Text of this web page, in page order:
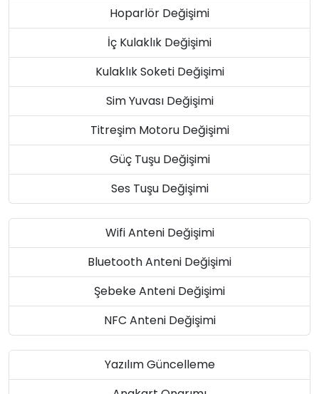
Hoparlör Değişimi
İç Kulaklık Değişimi
Kulaklık Soketi Değişimi
Sim Yuvası Değişimi
Titreşim Motoru Değişimi
Güç Tuşu Değişimi
Ses Tuşu Değişimi
Wifi Anteni Değişimi
Bluetooth Anteni Değişimi
Şebeke Anteni Değişimi
NFC Anteni Değişimi
Yazılım Güncelleme